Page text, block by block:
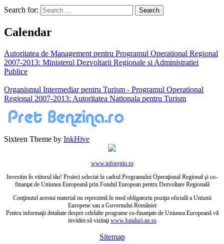
Search for:
Calendar
Autoritatea de Management pentru Programul Operational Regional
2007-2013: Ministerul Dezvoltarii Regionale si Administratiei
Publice
Organismul Intermediar pentru Turism - Programul Operational
Regional 2007-2013: Autoritatea Nationala pentru Turism
Sixteen Theme by InkHive
www.inforegio.ro
Investim în viitorul tău! Proiect selectat în cadrul Programului Operaţional Regional şi co-
finanţat de Uniunea Europeană prin Fondul European pentru Dezvoltare Regională
Conţinutul acestui material nu reprezintă în mod obligatoriu poziţia oficială a Uniunii
Europene sau a Guvernului României
Pentru informaţii detaliate despre celelalte programe co-finanţate de Uniunea Europeană vă
invităm să vizitaţi www.fonduri-ue.ro
Sitemap